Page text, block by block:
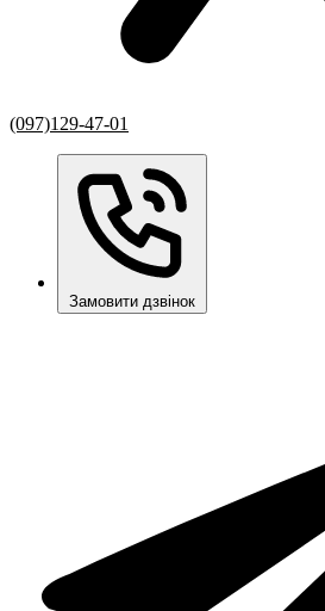
(097)129-47-01
Замовити дзвінок